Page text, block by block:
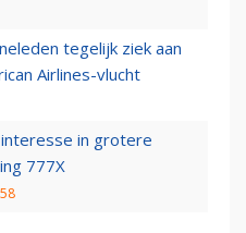
tegelijk ziek aan
Airlines-vlucht
in grotere
777X